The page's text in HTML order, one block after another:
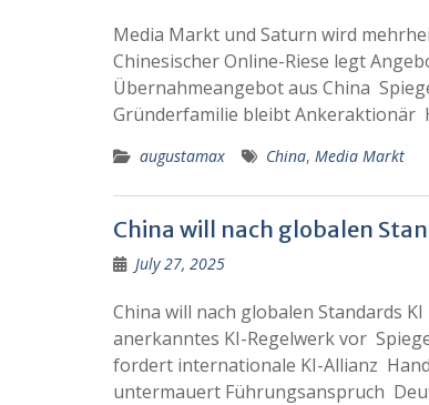
Media Markt und Saturn wird
Chinesischer Online-Riese legt
Übernahmeangebot aus China
Gründerfamilie bleibt Ankeraktionär
augustamax China, Media Markt
China will nach globalen
July 27, 2025
China will nach globalen Standards
anerkanntes KI-Regelwerk vor
fordert internationale KI-Allianz
untermauert Führungsanspruch